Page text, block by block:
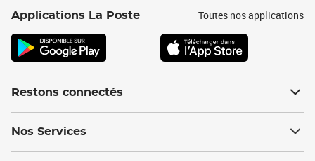
Applications La Poste Toutes nos applications
Restons connectés
Nos Services